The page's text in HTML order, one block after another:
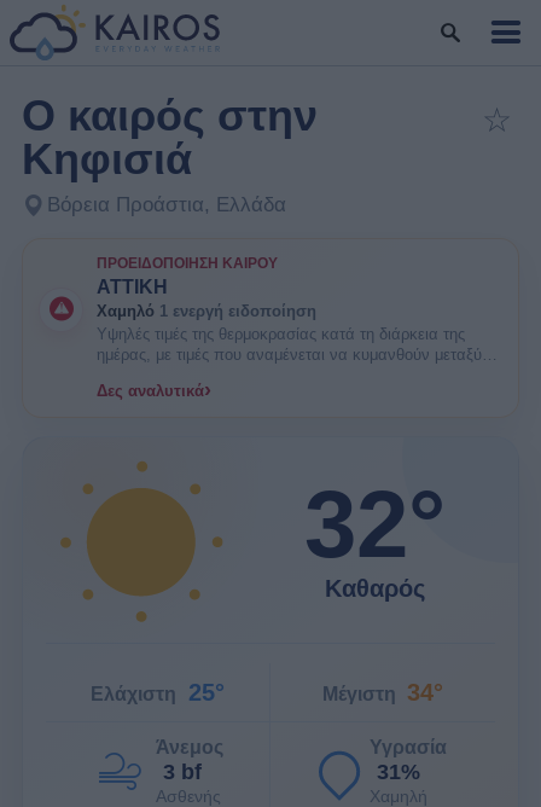
Ο καιρός στην
Κηφισιά
Βόρεια Προάστια, Ελλάδα
☆
ΠΡΟΕΙΔΟΠΟΊΗΣΗ ΚΑΙΡΟΎ
ΑΤΤΙΚΗ
Χαμηλό 1 ενεργή ειδοποίηση
Υψηλές τιμές της θερμοκρασίας κατά τη διάρκεια της
ημέρας, με τιμές που αναμένεται να κυμανθούν μεταξύ
πιθανοί κάποιοι κίνδυνοι υγείας στις ευπαθείς ομάδες
Δες αναλυτικά›
32°
Καθαρός
Ελάχιστη 25° Μέγιστη 34°
Άνεμος
3 bf
Ασθενής
Υγρασία
31%
Χαμηλή